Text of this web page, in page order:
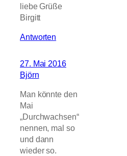
liebe Grüße
Birgitt
Antworten
27. Mai 2016
Björn
Man könnte den
Mai
„Durchwachsen“
nennen, mal so
und dann
wieder so.